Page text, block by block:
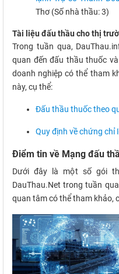
Thơ (Số nhà thầu: 3)
Tài liệu đấu thầu cho thị
Trong tuần qua,
quan đến đấu thầu thuốc
doanh nghiệp có thể tham
này, cụ thể:
Đấu thầu thuốc theo
Quy định về chứng chỉ
Điểm tin về Mạng đấu
Dưới đây là một số gói
DauThau.Net trong tuần
quan tâm có thể tham khảo,